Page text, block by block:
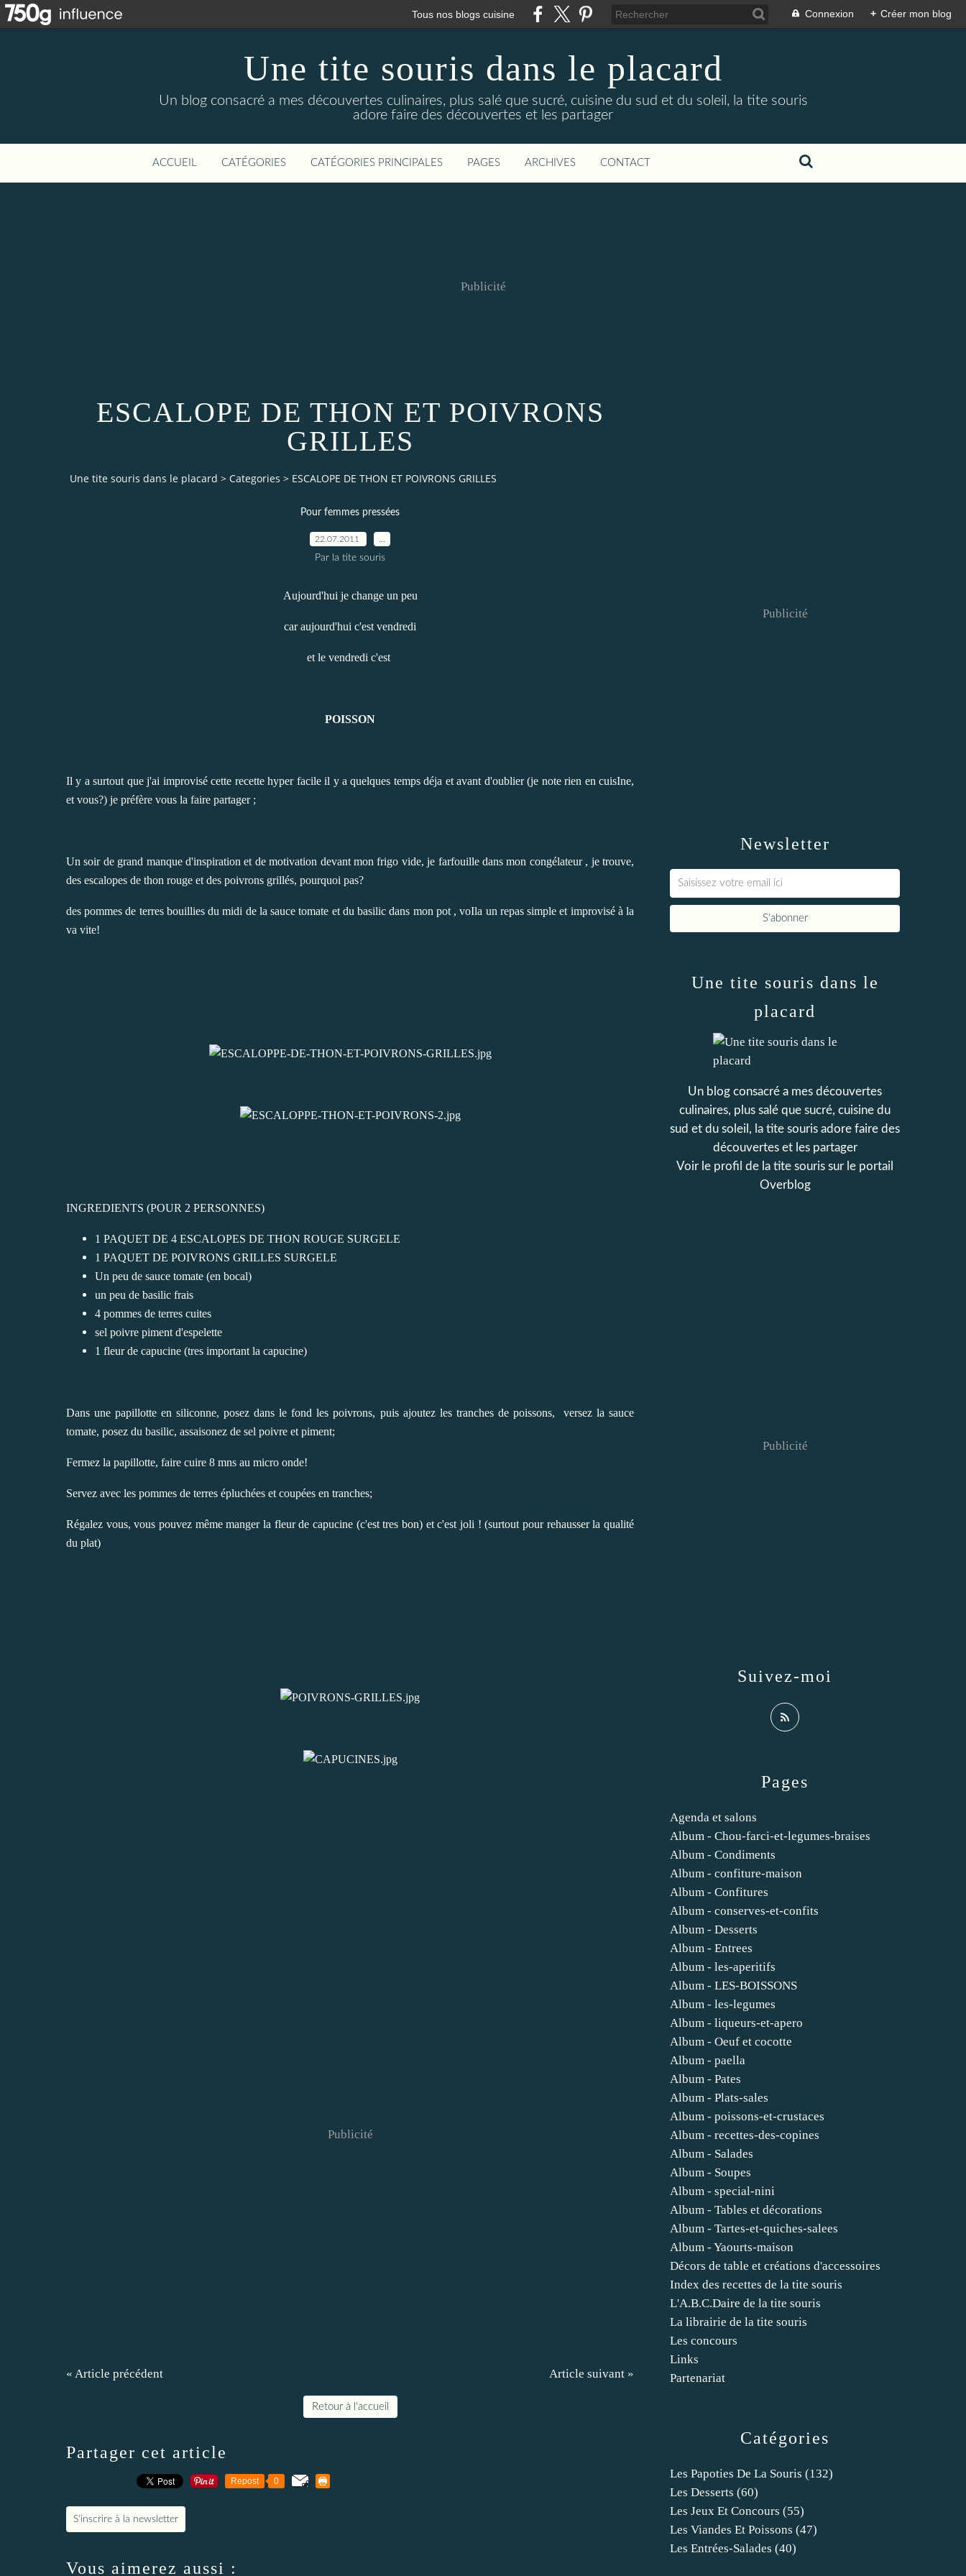
Tous nos blogs cuisine Connexion + Créer mon blog
Une tite souris dans le placard
Un blog consacré a mes découvertes culinaires, plus salé que sucré, cuisine du sud et du soleil, la tite souris
adore faire des découvertes et les partager
ACCUEIL CATÉGORIES CATÉGORIES PRINCIPALES PAGES ARCHIVES CONTACT
Publicité
ESCALOPE DE THON ET POIVRONS
GRILLES
Une tite souris dans le placard > Categories > ESCALOPE DE THON ET POIVRONS GRILLES
Pour femmes pressées
22.07.2011
Par la tite souris
Aujourd'hui je change un peu
car aujourd'hui c'est vendredi
et le vendredi c'est
POISSON
Il y a surtout que j'ai improvisé cette recette hyper facile il y a quelques temps déja et avant d'oublier (je note rien en cuisIne,
et vous?) je préfère vous la faire partager ;
Un soir de grand manque d'inspiration et de motivation devant mon frigo vide, je farfouille dans mon congélateur , je trouve,
des escalopes de thon rouge et des poivrons grillés, pourquoi pas?
des pommes de terres bouillies du midi de la sauce tomate et du basilic dans mon pot , voIla un repas simple et improvisé à la
va vite!
INGREDIENTS (POUR 2 PERSONNES)
1 PAQUET DE 4 ESCALOPES DE THON ROUGE SURGELE
1 PAQUET DE POIVRONS GRILLES SURGELE
Un peu de sauce tomate (en bocal)
un peu de basilic frais
4 pommes de terres cuites
sel poivre piment d'espelette
1 fleur de capucine (tres important la capucine)
Dans une papillotte en siliconne, posez dans le fond les poivrons, puis ajoutez les tranches de poissons, versez la sauce
tomate, posez du basilic, assaisonez de sel poivre et piment;
Fermez la papillotte, faire cuire 8 mns au micro onde!
Servez avec les pommes de terres épluchées et coupées en tranches;
Régalez vous, vous pouvez même manger la fleur de capucine (c'est tres bon) et c'est joli ! (surtout pour rehausser la qualité
du plat)
Publicité
« Article précédent Article suivant »
Retour à l'accueil
Partager cet article
Repost 0
S'inscrire à la newsletter
Vous aimerez aussi :
Newsletter
Publicité
Catégories
Les Papoties De La Souris (132)
Les Desserts (60)
Les Jeux Et Concours (55)
Les Viandes Et Poissons (47)
Les Entrées-Salades (40)
Pages
Agenda et salons
Album - Chou-farci-et-legumes-braises
Album - Condiments
Album - confiture-maison
Album - Confitures
Album - conserves-et-confits
Album - Desserts
Album - Entrees
Album - les-aperitifs
Album - LES-BOISSONS
Album - les-legumes
Album - liqueurs-et-apero
Album - Oeuf et cocotte
Album - paella
Album - Pates
Album - Plats-sales
Album - poissons-et-crustaces
Album - recettes-des-copines
Album - Salades
Album - Soupes
Album - special-nini
Album - Tables et décorations
Album - Tartes-et-quiches-salees
Album - Yaourts-maison
Décors de table et créations d'accessoires
Index des recettes de la tite souris
L'A.B.C.Daire de la tite souris
La librairie de la tite souris
Les concours
Links
Partenariat
Une tite souris dans le
placard
Un blog consacré a mes découvertes
culinaires, plus salé que sucré, cuisine du
sud et du soleil, la tite souris adore faire des
découvertes et les partager
Voir le profil de la tite souris sur le portail
Overblog
Suivez-moi
Publicité